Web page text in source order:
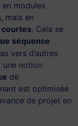
en modules
mais en
courtes. Cela se
séquence
vers d’autres
une notion
de
est optimisée
de projet en